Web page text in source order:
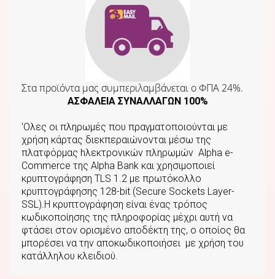
Στα προϊόντα μας συμπεριλαμβάνεται o ΦΠΑ 24%.
ΑΣΦΑΛΕΙΑ ΣΥΝΑΛΛΑΓΩΝ 100%
'Ολες οι πληρωμές που πραγματοποιούνται με
χρήση κάρτας διεκπεραιώνονται μέσω της
πλατφόρμας hλεκτρονικών πληρωμών Αlpha e-
Commerce της Αlpha Bank και χρησιμοποιεί
κρυπτογράφηση TLS 1.2 με πρωτόκολλο
κρυπτογράφησης 128-bit (Secure Sockets Layer-
SSL).Η κρυπτογράφηση είναι ένας τρόπος
κωδικοποίησης της πληροφορίας μέχρι αυτή να
φτάσει στον ορισμένο αποδέκτη της, ο οποίος θα
μπορέσει να την αποκωδικοποιήσει με χρήση του
κατάλληλου κλειδιού.